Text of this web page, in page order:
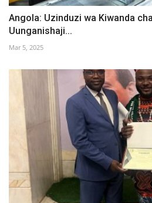
Angola: Uzinduzi wa Kiwanda
Uunganishaji...
Mar 5, 2025